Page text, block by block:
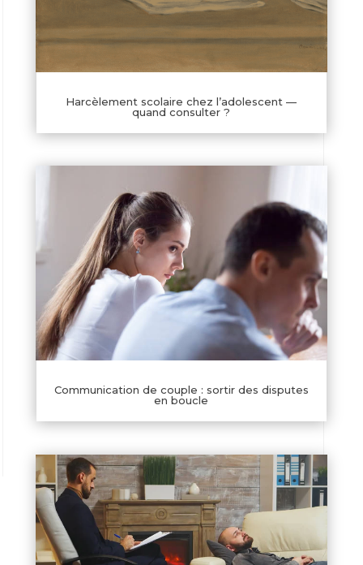
Harcèlement scolaire chez l’adolescent —
quand consulter ?
Communication de couple : sortir des disputes
en boucle